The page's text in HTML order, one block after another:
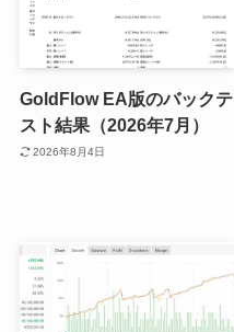
GoldFlow EA版のバックテ
スト結果（2026年7月）
2026年8月4日